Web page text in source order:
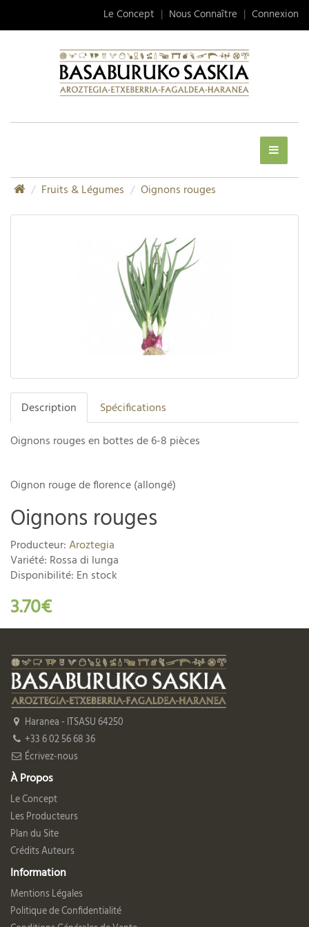
Le Concept Nous Connaître Connexion
Fruits & Légumes Oignons rouges
Description Spécifications
Oignons rouges en bottes de 6-8 pièces
Oignon rouge de florence (allongé)
Oignons rouges
Producteur: Aroztegia
Variété: Rossa di lunga
Disponibilité: En stock
3.70€
Haranea - ITSASU 64250
+33 6 02 56 68 36
Écrivez-nous
À Propos
Le Concept
Les Producteurs
Plan du Site
Crédits Auteurs
Information
Mentions Légales
Politique de Confidentialité